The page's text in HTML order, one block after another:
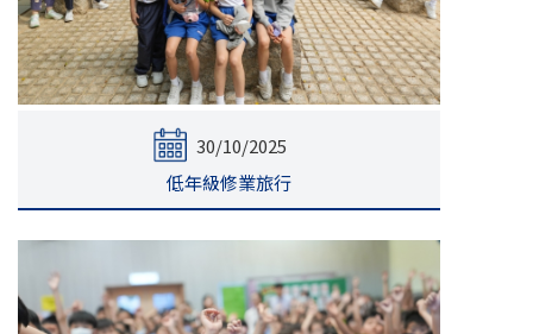
30/10/2025
低年級修業旅行